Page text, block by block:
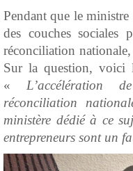
Pendant que le
des couches
réconciliation
Sur la question, voici
«L’accélération
réconciliation
ministère dédié à ce
entrepreneurs sont un